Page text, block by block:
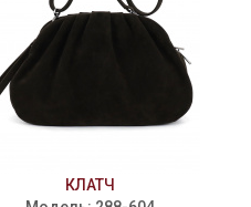
КЛАТЧ